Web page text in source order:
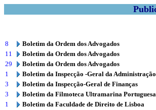
8
Boletim da Ordem dos Advogados
11
Boletim da Ordem dos Advogados
29
Boletim da Ordem dos Advogados
1
Boletim da Inspecção -Geral da
3
Boletim da Inspecção-Geral de Finanças
3
Boletim da Filmoteca Ultramarina Portuguesa
1
Boletim da Faculdade de Direito de Lisboa